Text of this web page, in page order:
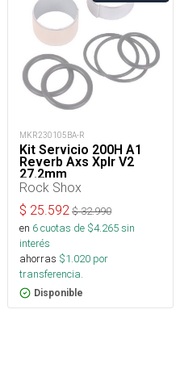
MKR230105BA-R
Kit Servicio 200H A1
Reverb Axs Xplr V2
27.2mm
Rock Shox
$ 25.592 $32.990
en 6cuotas de $4.265sin
interés
ahorras $1.020 por
transferencia.
Disponible